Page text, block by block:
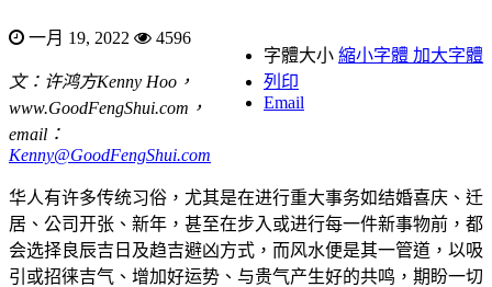
一月 19, 2022
4596
字體大小 縮小字體 加大字體
列印
Email
文：许鸿方Kenny Hoo，
www.GoodFengShui.com，
email：
Kenny@GoodFengShui.com
华人有许多传统习俗，尤其是在进行重大事务如结婚喜庆、迁
居、公司开张、新年，甚至在步入或进行每一件新事物前，都
会选择良辰吉日及趋吉避凶方式，而风水便是其一管道，以吸
引或招徕吉气、增加好运势、与贵气产生好的共鸣，期盼一切